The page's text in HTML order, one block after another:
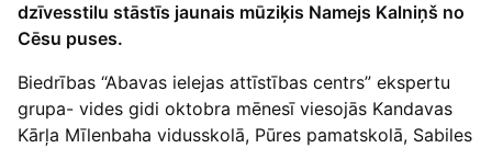
dzīvesstilu stāstīs jaunais mūziķis Namejs Kalniņš no
Cēsu puses.
Biedrības “Abavas ielejas attīstības centrs” ekspertu
grupa- vides gidi oktobra mēnesī viesojās Kandavas
Kārļa Mīlenbaha vidusskolā, Pūres pamatskolā, Sabiles